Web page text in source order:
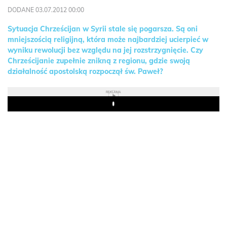
DODANE 03.07.2012 00:00
Sytuacja Chrześcijan w Syrii stale się pogarsza. Są oni
mniejszością religijną, która może najbardziej ucierpieć w
wyniku rewolucji bez względu na jej rozstrzygnięcie. Czy
Chrześcijanie zupełnie znikną z regionu, gdzie swoją
działalność apostolską rozpoczął św. Paweł?
REKLAMA
Play